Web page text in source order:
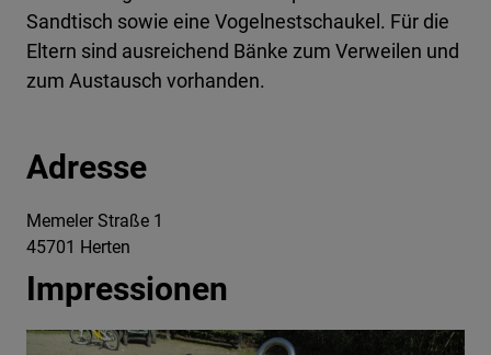
Sandtisch sowie eine Vogelnestschaukel. Für die
Eltern sind ausreichend Bänke zum Verweilen und
zum Austausch vorhanden.
Adresse
Memeler Straße 1
45701 Herten
Impressionen